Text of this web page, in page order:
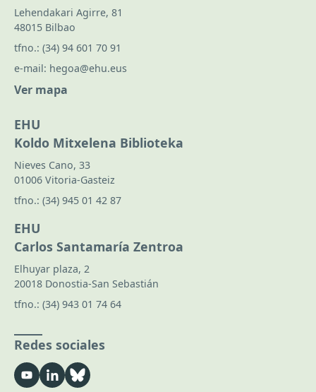
Lehendakari Agirre, 81
48015 Bilbao
tfno.: (34) 94 601 70 91
e-mail: hegoa@ehu.eus
Ver mapa
EHU
Koldo Mitxelena Biblioteka
Nieves Cano, 33
01006 Vitoria-Gasteiz
tfno.: (34) 945 01 42 87
EHU
Carlos Santamaría Zentroa
Elhuyar plaza, 2
20018 Donostia-San Sebastián
tfno.: (34) 943 01 74 64
Redes sociales